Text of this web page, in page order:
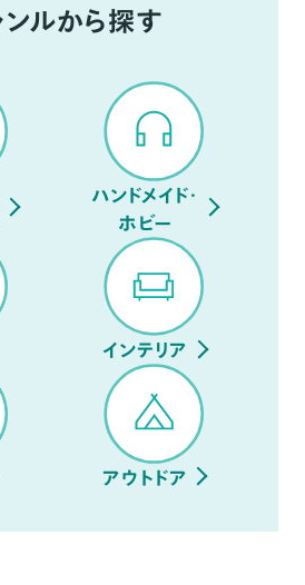
ンルから探す
ハンドメイド・
ホビー
インテリア
アウトドア